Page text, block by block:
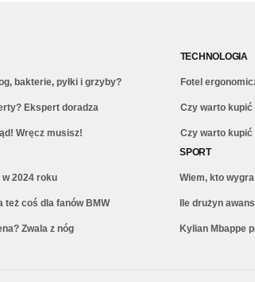
bakterie, pyłki i grzyby?
Ekspert doradza
Wręcz musisz!
TECHNOLOGIA
Fotel
Czy warto kupić
Czy warto kupić
2024 roku
też coś dla fanów BMW
Zwala z nóg
SPORT
Wiem, kto
Ile drużyn
Kylian Mbappe